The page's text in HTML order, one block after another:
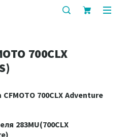
показать
поиска
700CLX
700CLX Adventure
283MU(700CLX